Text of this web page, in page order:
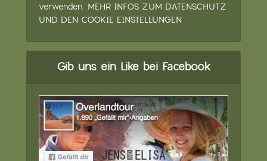
verwenden. MEHR INFOS ZUM DATENSCHUTZ
UND DEN COOKIE EINSTELLUNGEN
Gib uns ein Like bei Facebook